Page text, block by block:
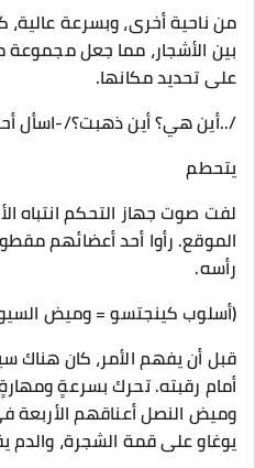
من ناحية أخرى، وبسرعة
بين الأشجار، مما جعل
على تحديد مكانها.
/..أين هي؟ أين ذهبت؟/-اسأل أحد
يتحطم
لفت صوت جهاز التحكم انتباه
الموقع. رأوا أحد أعضائهم
رأسه.
(أسلوب كينجتسو = وميض
قبل أن يفهم الأمر، كان
أمام رقبته. تحرك بسرعةٍ
وميض النصل أعناقهم الأربعة
يوغاو على قمة الشجرة، والدم